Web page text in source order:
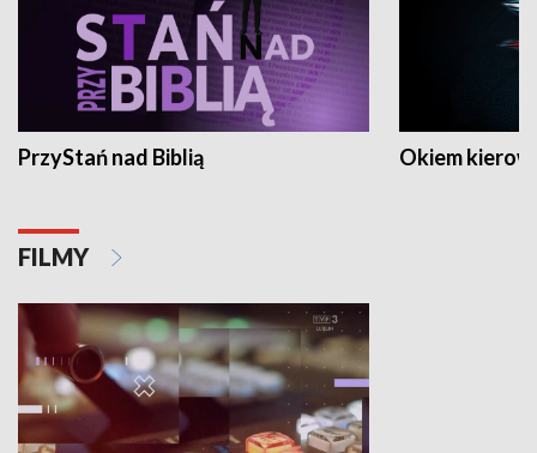
PrzyStań nad Biblią Okiem
FILMY